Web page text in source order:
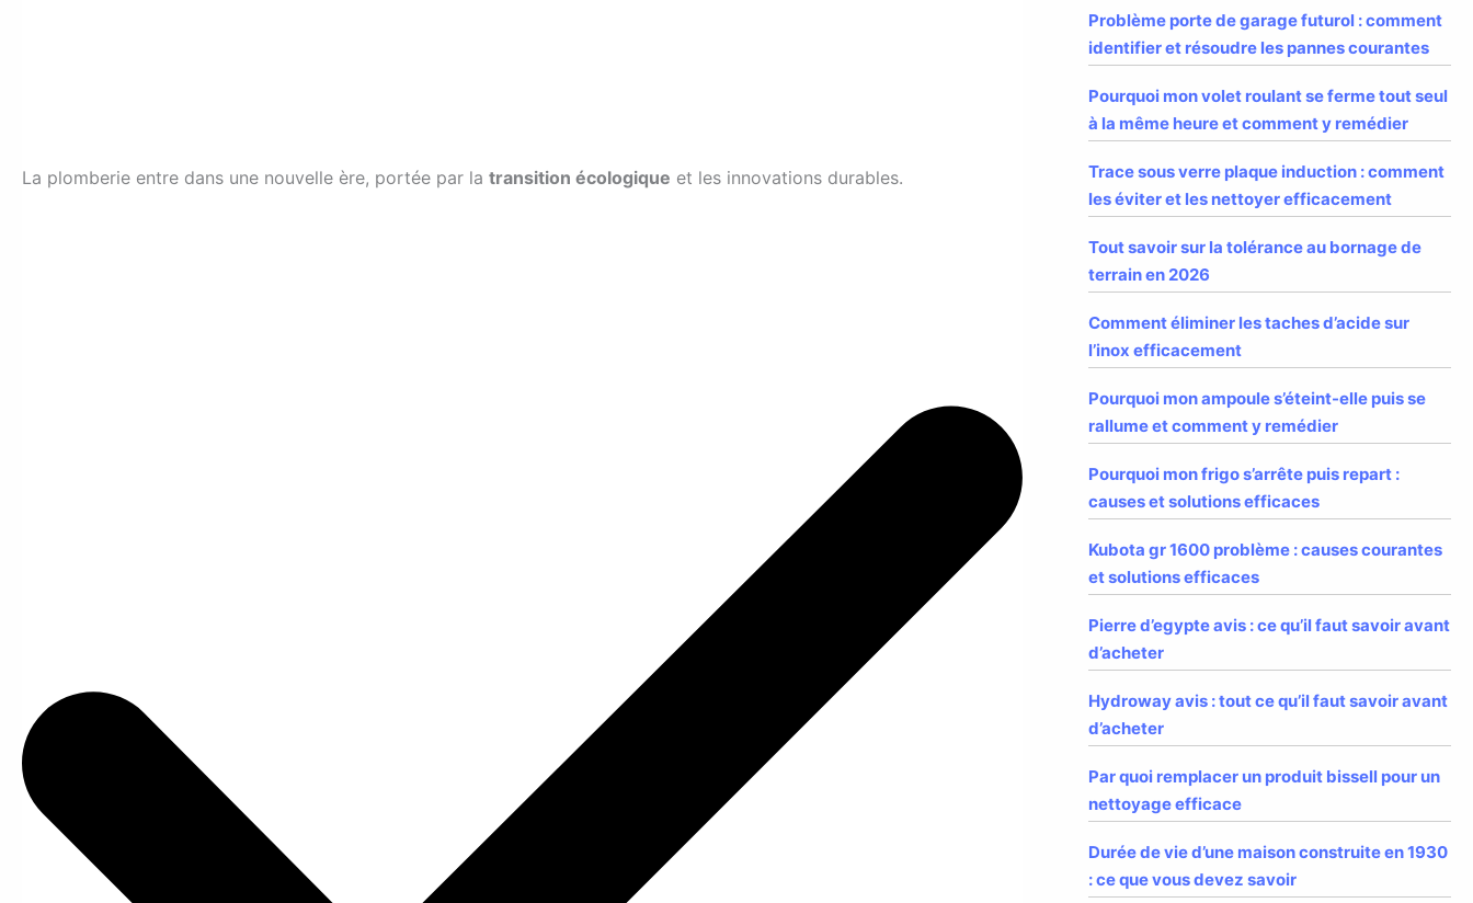
La plomberie entre dans une nouvelle ère, portée par la transition écologique et les innovations durables.
Problème porte de garage futurol : comment
identifier et résoudre les pannes courantes
Pourquoi mon volet roulant se ferme tout seul
à la même heure et comment y remédier
Trace sous verre plaque induction : comment
les éviter et les nettoyer efficacement
Tout savoir sur la tolérance au bornage de
terrain en 2026
Comment éliminer les taches d’acide sur
l’inox efficacement
Pourquoi mon ampoule s’éteint-elle puis se
rallume et comment y remédier
Pourquoi mon frigo s’arrête puis repart :
causes et solutions efficaces
Kubota gr 1600 problème : causes courantes
et solutions efficaces
Pierre d’egypte avis : ce qu’il faut savoir avant
d’acheter
Hydroway avis : tout ce qu’il faut savoir avant
d’acheter
Par quoi remplacer un produit bissell pour un
nettoyage efficace
Durée de vie d’une maison construite en 1930
: ce que vous devez savoir